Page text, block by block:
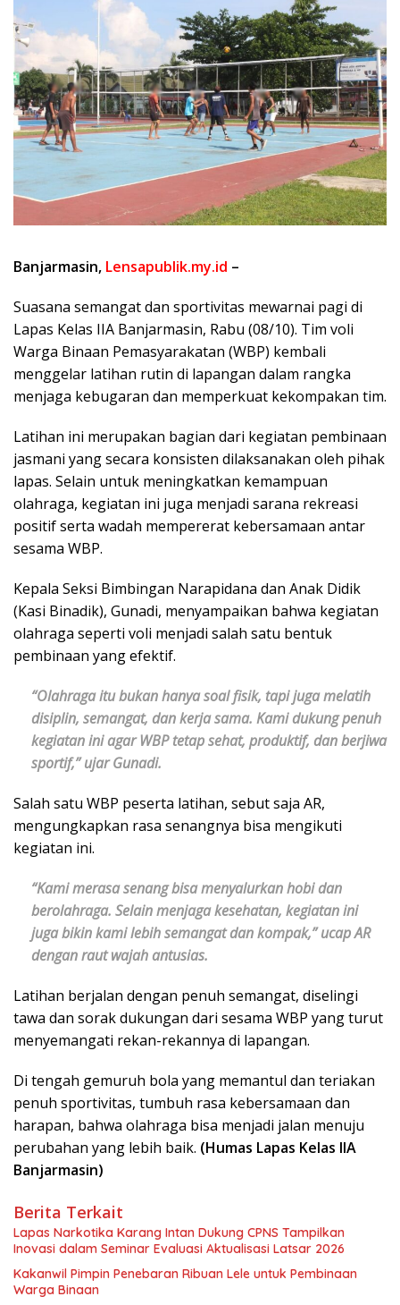
Banjarmasin, Lensapublik.my.id –
Suasana semangat dan sportivitas mewarnai pagi di
Lapas Kelas IIA Banjarmasin, Rabu (08/10). Tim voli
Warga Binaan Pemasyarakatan (WBP) kembali
menggelar latihan rutin di lapangan dalam rangka
menjaga kebugaran dan memperkuat kekompakan tim.
Latihan ini merupakan bagian dari kegiatan pembinaan
jasmani yang secara konsisten dilaksanakan oleh pihak
lapas. Selain untuk meningkatkan kemampuan
olahraga, kegiatan ini juga menjadi sarana rekreasi
positif serta wadah mempererat kebersamaan antar
sesama WBP.
Kepala Seksi Bimbingan Narapidana dan Anak Didik
(Kasi Binadik), Gunadi, menyampaikan bahwa kegiatan
olahraga seperti voli menjadi salah satu bentuk
pembinaan yang efektif.
“Olahraga itu bukan hanya soal fisik, tapi juga melatih
disiplin, semangat, dan kerja sama. Kami dukung penuh
kegiatan ini agar WBP tetap sehat, produktif, dan berjiwa
sportif,” ujar Gunadi.
Salah satu WBP peserta latihan, sebut saja AR,
mengungkapkan rasa senangnya bisa mengikuti
kegiatan ini.
“Kami merasa senang bisa menyalurkan hobi dan
berolahraga. Selain menjaga kesehatan, kegiatan ini
juga bikin kami lebih semangat dan kompak,” ucap AR
dengan raut wajah antusias.
Latihan berjalan dengan penuh semangat, diselingi
tawa dan sorak dukungan dari sesama WBP yang turut
menyemangati rekan-rekannya di lapangan.
Di tengah gemuruh bola yang memantul dan teriakan
penuh sportivitas, tumbuh rasa kebersamaan dan
harapan, bahwa olahraga bisa menjadi jalan menuju
perubahan yang lebih baik. (Humas Lapas Kelas IIA
Banjarmasin)
Berita Terkait
Lapas Narkotika Karang Intan Dukung CPNS Tampilkan
Inovasi dalam Seminar Evaluasi Aktualisasi Latsar 2026
Kakanwil Pimpin Penebaran Ribuan Lele untuk Pembinaan
Warga Binaan